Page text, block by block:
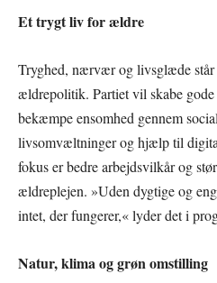
Et trygt liv for ældre
Tryghed, nærvær og livsglæde står
ældrepolitik. Partiet vil skabe
bekæmpe ensomhed gennem
livsomvæltninger og hjælp til
fokus er bedre arbejdsvilkår og
ældreplejen. »Uden dygtige og
intet, der fungerer,« lyder det i
Natur, klima og grøn omstilling